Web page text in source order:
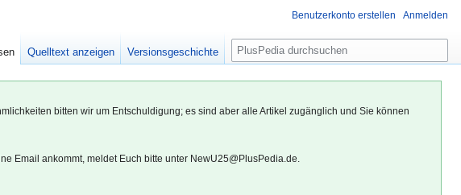
bitten wir um Entschuldigung; es sind aber alle Artikel zugänglich und Sie können
Email ankommt, meldet Euch bitte unter NewU25@PlusPedia.de.
Benutzerkonto erstellen Anmelden
Quelltext anzeigen Versionsgeschichte
S
u
c
e